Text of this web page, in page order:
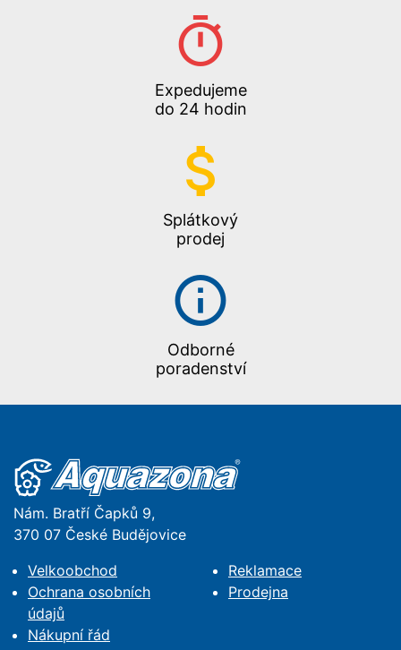
Expedujeme
do 24 hodin
Splátkový
prodej
Odborné
poradenství
Nám. Bratří Čapků 9,
370 07 České Budějovice
Velkoobchod
Ochrana osobních
údajů
Nákupní řád
Reklamace
Prodejna